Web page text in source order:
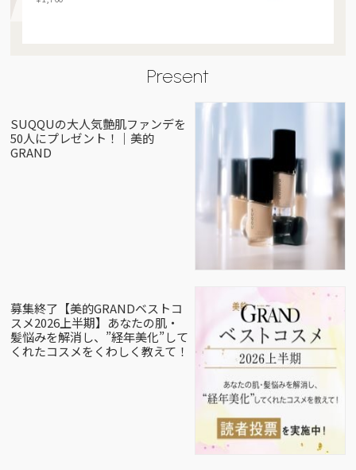
Present
SUQQUの大人気艶肌ファンデを
50人にプレゼント！｜美的
GRAND
募集終了【美的GRANDベストコ
スメ2026上半期】あなたの肌・
髪悩みを解消し、”経年美化”して
くれたコスメをくわしく教えて！